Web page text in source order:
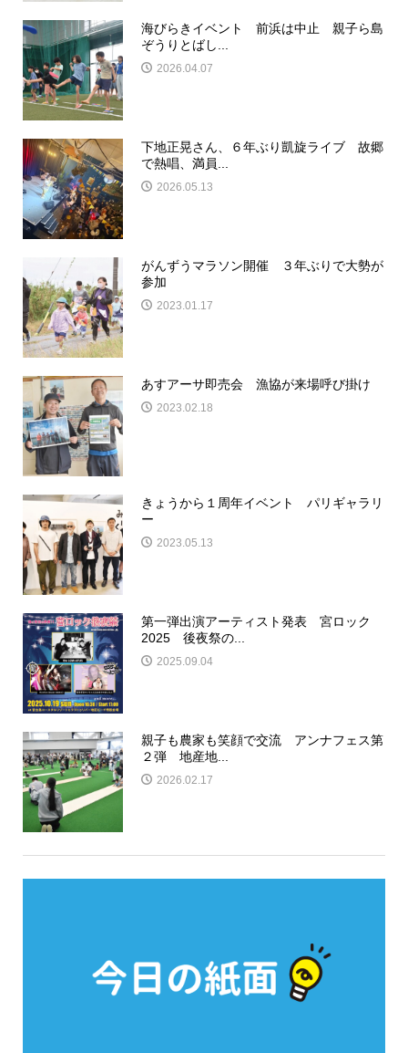
海びらきイベント 前浜は中止 親子ら島
ぞうりとばし...
2026.04.07
下地正晃さん、６年ぶり凱旋ライブ 故郷
で熱唱、満員...
2026.05.13
がんずうマラソン開催 ３年ぶりで大勢が
参加
2023.01.17
あすアーサ即売会 漁協が来場呼び掛け
2023.02.18
きょうから１周年イベント パリギャラリ
ー
2023.05.13
第一弾出演アーティスト発表 宮ロック
2025 後夜祭の...
2025.09.04
親子も農家も笑顔で交流 アンナフェス第
２弾 地産地...
2026.02.17